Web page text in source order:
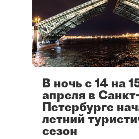
В ночь с 14 на
апреля в
Петербурге
летний
сезон